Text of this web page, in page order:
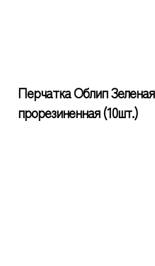
Перчатка Облип Зеленая
прорезиненная (10шт.)